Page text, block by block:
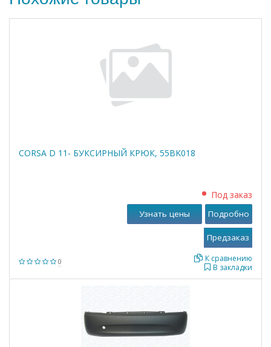
CORSA D 11- БУКСИРНЫЙ КРЮК, 55BK018
0
Под заказ
В закладки
К сравнению
Узнать цены Подробно